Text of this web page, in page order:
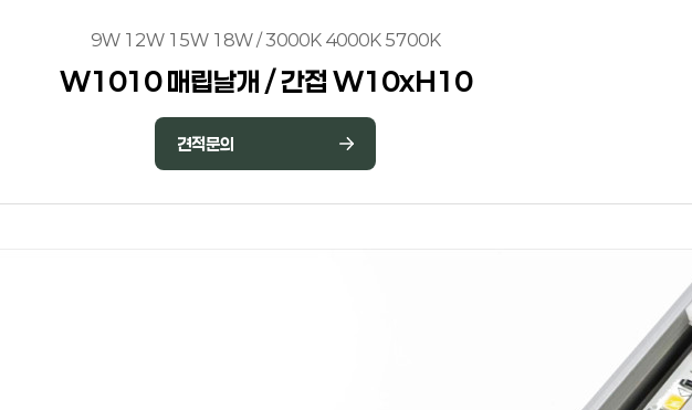
9W 12W 15W 18W / 3000K 4000K 5700K
W1010 매립날개 / 간접 W10xH10
견적문의